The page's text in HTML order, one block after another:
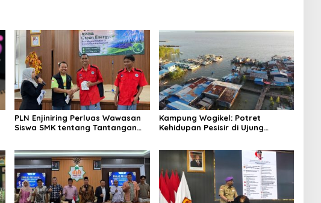
PLN Enjiniring Perluas Wawasan
Siswa SMK tentang Tantangan
Kampung Wogikel: Potret
Kehidupan Pesisir di Ujung